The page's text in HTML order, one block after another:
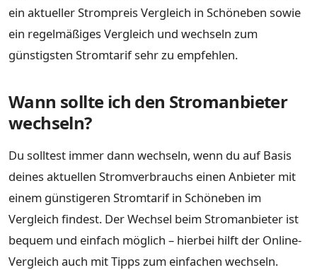
ein aktueller Strompreis Vergleich in Schöneben sowie
ein regelmäßiges Vergleich und wechseln zum
günstigsten Stromtarif sehr zu empfehlen.
Wann sollte ich den Stromanbieter
wechseln?
Du solltest immer dann wechseln, wenn du auf Basis
deines aktuellen Stromverbrauchs einen Anbieter mit
einem günstigeren Stromtarif in Schöneben im
Vergleich findest. Der Wechsel beim Stromanbieter ist
bequem und einfach möglich – hierbei hilft der Online-
Vergleich auch mit Tipps zum einfachen wechseln.